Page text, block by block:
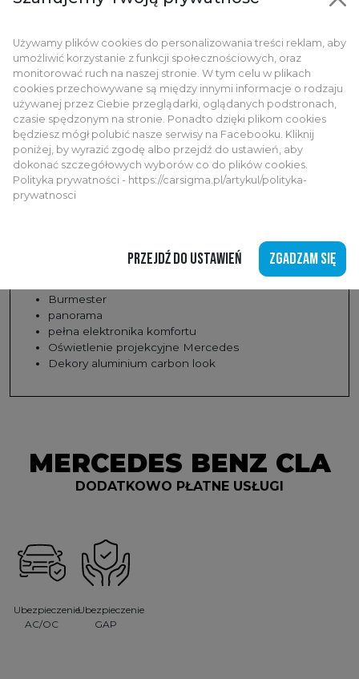
Sportowa kierownica skórzana Nappa
Dywaniki AMG
Spojler AMG
Czerwone pasy bezpieczeństwa
Pakiet Night
Przyciemniane szyby
Felgi AMG 19”
Pakiet MB.DRIVE ASSIST
rozszerzone systemy półautonomicznej jazdy
Pakiet Premium Plus
MBUX Superscreen
Burmester
panorama
pełna elektronika komfortu
Oświetlenie projekcyjne Mercedes
Dekory aluminium carbon look
MERCEDES BENZ CLA
DODATKOWO PŁATNE USŁUGI
Ubezpieczenie
AC/OC
Ubezpieczenie
GAP
Używamy plików cookies do personalizowania treści reklam, aby
umożliwić korzystanie z funkcji społecznościowych, oraz
monitorować ruch na naszej stronie. W tym celu w plikach
cookies przechowywane są między innymi informacje o rodzaju
używanej przez Ciebie przeglądarki, oglądanych podstronach,
czasie spędzonym na stronie. Ponadto dzięki plikom cookies
będziesz mógł polubić nasze serwisy na Facebooku. Kliknij
poniżej, by wyrazić zgodę albo przejdź do ustawień, aby
dokonać szczegółowych wyborów co do plików cookies.
Polityka prywatności - https://carsigma.pl/artykul/polityka-
prywatnosci
PRZEJDŹ DO USTAWIEŃ ZGADZAM SIĘ